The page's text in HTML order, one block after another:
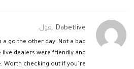
Dabetlive يقول
a go the other day. Not a bad
dealers were friendly and
Worth checking out if you’re